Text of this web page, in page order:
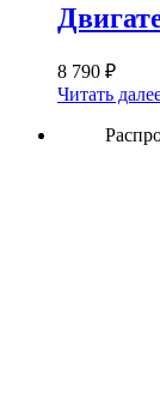
8 790 ₽
Читать